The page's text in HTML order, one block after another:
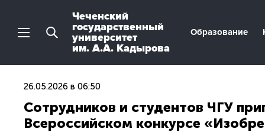
Чеченский
государственный
университет
им. А.А. Кадырова
Образование
26.05.2026 в 06:50
Сотрудников и студентов ЧГУ
Всероссийском конкурсе